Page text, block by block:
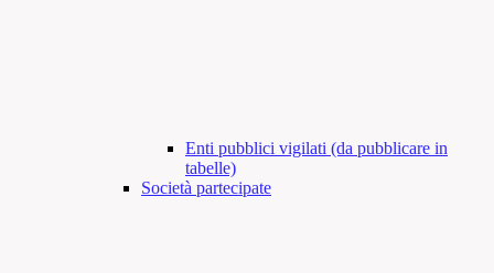
Enti pubblici vigilati (da pubblicare in
tabelle)
Società partecipate